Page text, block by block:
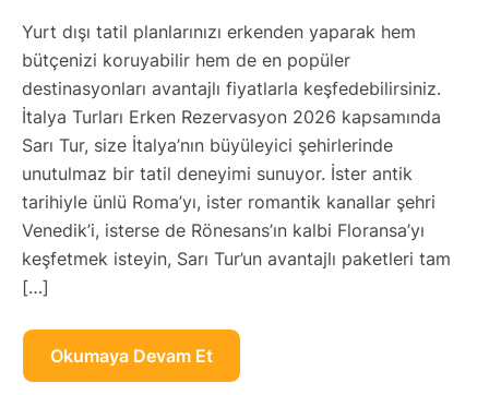
Yurt dışı tatil planlarınızı erkenden yaparak hem
bütçenizi koruyabilir hem de en popüler
destinasyonları avantajlı fiyatlarla keşfedebilirsiniz.
İtalya Turları Erken Rezervasyon 2026 kapsamında
Sarı Tur, size İtalya’nın büyüleyici şehirlerinde
unutulmaz bir tatil deneyimi sunuyor. İster antik
tarihiyle ünlü Roma’yı, ister romantik kanallar şehri
Venedik’i, isterse de Rönesans’ın kalbi Floransa’yı
keşfetmek isteyin, Sarı Tur’un avantajlı paketleri tam
[…]
Okumaya Devam Et